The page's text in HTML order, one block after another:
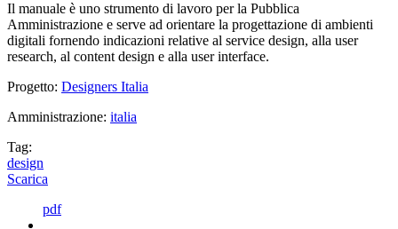
Il manuale è uno strumento di lavoro per la Pubblica
Amministrazione e serve ad orientare la progettazione di ambienti
digitali fornendo indicazioni relative al service design, alla user
research, al content design e alla user interface.
Progetto: Designers Italia
Amministrazione: italia
Tag:
design
Scarica
pdf